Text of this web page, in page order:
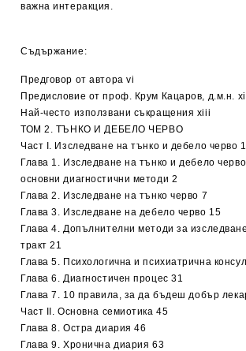
важна интеракция.
Съдържание:
Предговор от автора vi
Предисловие от проф. Крум Кацаров, д.м.н. xi
Най-често използвани съкращения xiii
ТОМ 2. ТЪНКО И ДЕБЕЛО ЧЕРВО
Част I. Изследване на тънко и дебело черво 1
Глава 1. Изследване на тънко и дебело
основни диагностични методи 2
Глава 2. Изследване на тънко черво 7
Глава 3. Изследване на дебело черво 15
Глава 4. Допълнителни методи за
тракт 21
Глава 5. Психологична и психиатрична
Глава 6. Диагностичен процес 31
Глава 7. 10 правила, за да бъдеш добър
Част ІІ. Основна семиотика 45
Глава 8. Остра диария 46
Глава 9. Хронична диария 63